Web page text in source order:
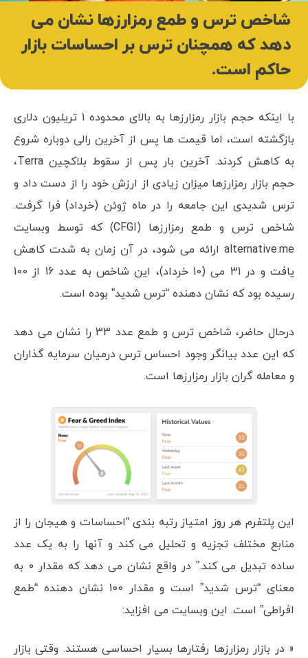
شاخص ترس و طمع رمزارزها نشان می
دهد که همچنان ترس بر احساسات بازار
حاکم است.
با اینکه حجم بازار رمزارزها به بالای محدوده 1 تریلیون دلاری
بازگشته است، اما قیمت ها پس از آخرین رالی دوباره شروع
به کاهش کردند. آخرین بار پس از سقوط بلاکچین Terra،
حجم بازار رمزارزها میزان زیادی از ارزش خود را از دست داد و
ترس شدیدی این جامعه را در ماه ژوئن (خرداد) فرا گرفت.
شاخص ترس و طمع رمزارزها (CFGI) که توسط وبسایت
alternative.me ارائه می شود، در آن زمان به شدت کاهش
یافت و در 31 می (10 خرداد)، این شاخص به عدد 16 از 100
رسیده بود که نشان دهنده “ترس شدید” بوده است.
درحال حاضر، شاخص ترس و طمع عدد 33 را نشان می دهد
که این عدد بیانگر وجود احساس ترس درمیان سرمایه گذاران
و معامله گران بازار رمزارزها است.
این پلتفرم هر روز امتیاز رتبه بندی “احساسات و هیجان را از
منابع مختلف تجزیه و تحلیل می کند و آنها را به یک عدد
ساده تبدیل می کند.” در واقع نشان می دهد که مقدار 0 به
معنای “ترس شدید” است و مقدار 100 نشان دهنده “طمع
افراطی” است. این وبسایت می افزاید:
« در بازار رمزارزها رفتارها بسیار احساسی هستند. وقتی بازار